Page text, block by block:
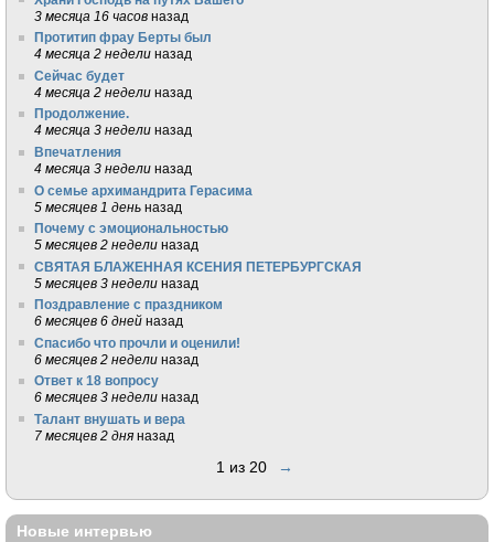
3 месяца 16 часов назад
Протитип фрау Берты был
4 месяца 2 недели назад
Сейчас будет
4 месяца 2 недели назад
Продолжение.
4 месяца 3 недели назад
Впечатления
4 месяца 3 недели назад
О семье архимандрита Герасима
5 месяцев 1 день назад
Почему с эмоциональностью
5 месяцев 2 недели назад
СВЯТАЯ БЛАЖЕННАЯ КСЕНИЯ ПЕТЕРБУРГСКАЯ
5 месяцев 3 недели назад
Поздравление с праздником
6 месяцев 6 дней назад
Спасибо что прочли и оценили!
6 месяцев 2 недели назад
Ответ к 18 вопросу
6 месяцев 3 недели назад
Талант внушать и вера
7 месяцев 2 дня назад
1 из 20 →
Новые интервью